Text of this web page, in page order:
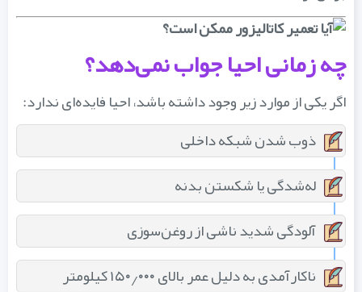
چه زمانی احیا جواب نمی‌دهد؟
اگر یکی از موارد زیر وجود داشته باشد، احیا فایده‌ای ندارد:
ذوب شدن شبکه داخلی
له‌شدگی یا شکستن بدنه
آلودگی شدید ناشی از روغن‌سوزی
ناکارآمدی به دلیل عمر بالای ۱۵۰٫۰۰۰ کیلومتر